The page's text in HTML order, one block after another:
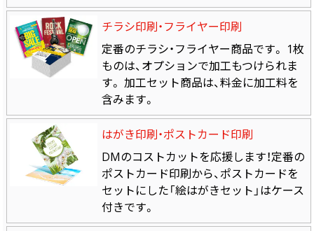
チラシ印刷・フライヤー印刷
定番のチラシ・フライヤー商品です。 1枚
ものは、オプションで加工もつけられま
す。 加工セット商品は、料金に加工料を
含みます。
はがき印刷・ポストカード印刷
DMのコストカットを応援します！定番の
ポストカード印刷から、ポストカードを
セットにした「絵はがきセット」はケース
付きです。